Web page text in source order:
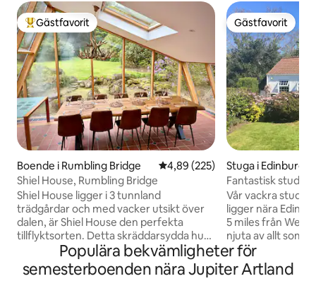
Populär gästfavorit
Gästfavorit
Boende i Rumbling Bridge 4,89 av 5 i genomsnittligt
4,89 (225)
Shiel House, Rumbling Bridge
Shiel House ligger i 3 tunnland
trädgårdar och med vacker utsikt över
dalen, är Shiel House den perfekta
tillflyktsorten. Detta skräddarsydda hus
byggdes av vår familj för att erbjuda en
tillflyktsort från staden och det har
inretts för att erbjuda ett bekvämt hem
Gästfavorit
Gästfavorit
Stuga i Edinburgh
Fantastisk studio
Vår vackra studio
ligger nära
5 miles från West End.
njuta av allt som
men med lugn
Egen transport
kollektivtrafik
Populära bekvämligheter för
semesterboenden nära Jupiter Artland